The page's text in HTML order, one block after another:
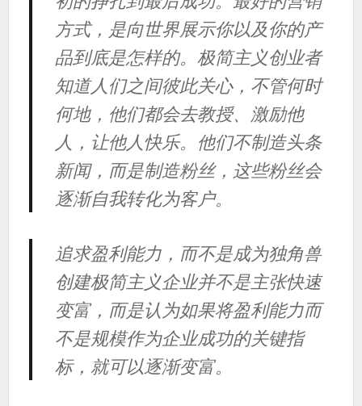
方式，是向世界展示你以及你的产
品到底是怎样的。极简主义创业者
知道人们之间彼此关心，不管何时
何地，他们都会去教授、激励他
人，让他人快乐。他们不制造头条
新闻，而是制造粉丝，这些粉丝会
逐渐自我转化为客户。
追求盈利能力，而不是成为独角兽
创建极简主义企业并不是主张快速
变富，而是认为如果将盈利能力而
不是规模作为企业成功的关键指
标，就可以逐渐变富。